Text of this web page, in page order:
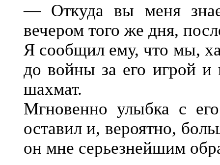
— Откуда вы меня
вечером того же дня,
Я сообщил ему, что мы,
до войны за его игрой и
шахмат.
Мгновенно улыбка с
оставил и, вероятно,
он мне серьезнейшим